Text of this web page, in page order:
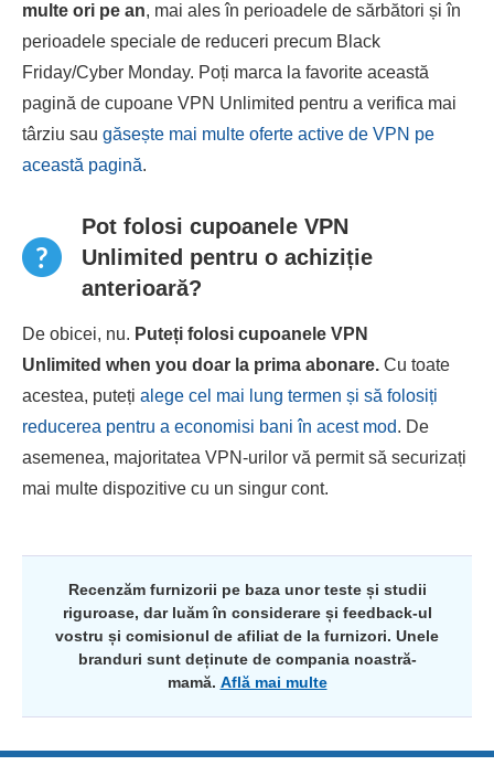
multe ori pe an, mai ales în perioadele de sărbători și în
perioadele speciale de reduceri precum Black
Friday/Cyber ​​Monday. Poți marca la favorite această
pagină de cupoane VPN Unlimited pentru a verifica mai
târziu sau găsește mai multe oferte active de VPN pe
această pagină.
Pot folosi cupoanele VPN
Unlimited pentru o achiziție
anterioară?
De obicei, nu. Puteți folosi cupoanele VPN
Unlimited when you doar la prima abonare. Cu toate
acestea, puteți alege cel mai lung termen și să folosiți
reducerea pentru a economisi bani în acest mod. De
asemenea, majoritatea VPN-urilor vă permit să securizați
mai multe dispozitive cu un singur cont.
Recenzăm furnizorii pe baza unor teste și studii
riguroase, dar luăm în considerare și feedback-ul
vostru și comisionul de afiliat de la furnizori. Unele
branduri sunt deținute de compania noastră-
mamă. Află mai multe